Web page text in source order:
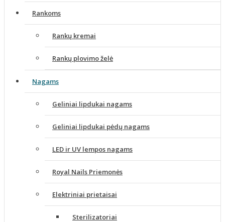
Rankoms
Rankų kremai
Rankų plovimo želė
Nagams
Geliniai lipdukai nagams
Geliniai lipdukai pėdų nagams
LED ir UV lempos nagams
Royal Nails Priemonės
Elektriniai prietaisai
Sterilizatoriai